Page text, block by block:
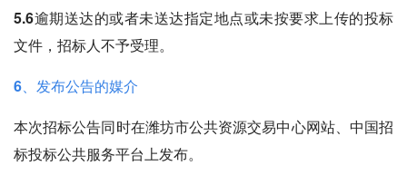
5.6逾期送达的或者未送达指定地点或未按要求上传的投标
文件，招标人不予受理。
6、发布公告的媒介
本次招标公告同时在潍坊市公共资源交易中心网站、中国招
标投标公共服务平台上发布。